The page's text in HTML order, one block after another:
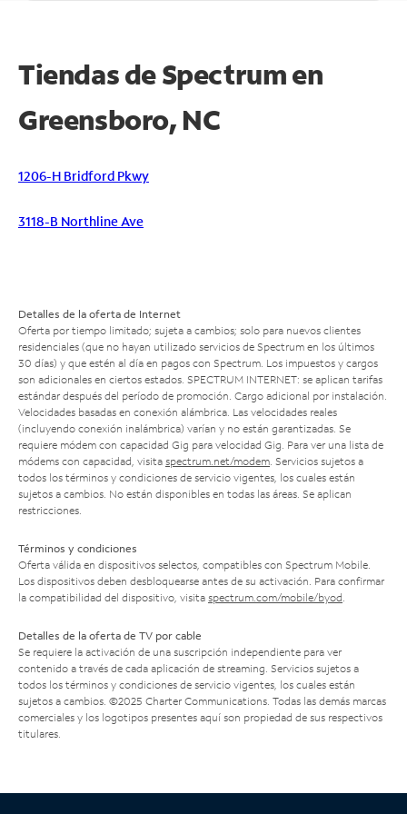
Tiendas de Spectrum en
Greensboro, NC
1206-H Bridford Pkwy
3118-B Northline Ave
Detalles de la oferta de Internet
Oferta por tiempo limitado; sujeta a cambios; solo para nuevos clientes
residenciales (que no hayan utilizado servicios de Spectrum en los últimos
30 días) y que estén al día en pagos con Spectrum. Los impuestos y cargos
son adicionales en ciertos estados. SPECTRUM INTERNET: se aplican tarifas
estándar después del período de promoción. Cargo adicional por instalación.
Velocidades basadas en conexión alámbrica. Las velocidades reales
(incluyendo conexión inalámbrica) varían y no están garantizadas. Se
requiere módem con capacidad Gig para velocidad Gig. Para ver una lista de
módems con capacidad, visita spectrum.net/modem . Servicios sujetos a
todos los términos y condiciones de servicio vigentes, los cuales están
sujetos a cambios. No están disponibles en todas las áreas. Se aplican
restricciones.
Términos y condiciones
Oferta válida en dispositivos selectos, compatibles con Spectrum Mobile.
Los dispositivos deben desbloquearse antes de su activación. Para confirmar
la compatibilidad del dispositivo, visita spectrum.com/mobile/byod
Detalles de la oferta de TV por cable
Se requiere la activación de una suscripción independiente para ver
contenido a través de cada aplicación de streaming. Servicios sujetos a
todos los términos y condiciones de servicio vigentes, los cuales están
sujetos a cambios. ©2025 Charter Communications. Todas las demás marcas
comerciales y los logotipos presentes aquí son propiedad de sus respectivos
titulares.